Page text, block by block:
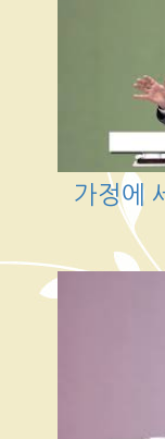
가정에